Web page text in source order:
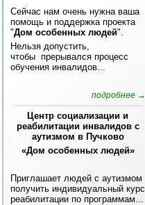
Сейчас нам очень нужна ваша
помощь и поддержка проекта
"Дом особенных людей".
Нельзя допустить,
чтобы прерывался процесс
обучения инвалидов...
подробнее →
Центр социализации и
реабилитации инвалидов с
аутизмом в Пучково
«Дом особенных людей»
Приглашает людей с аутизмом
получить индивидуальный курс
реабилитации по программам...